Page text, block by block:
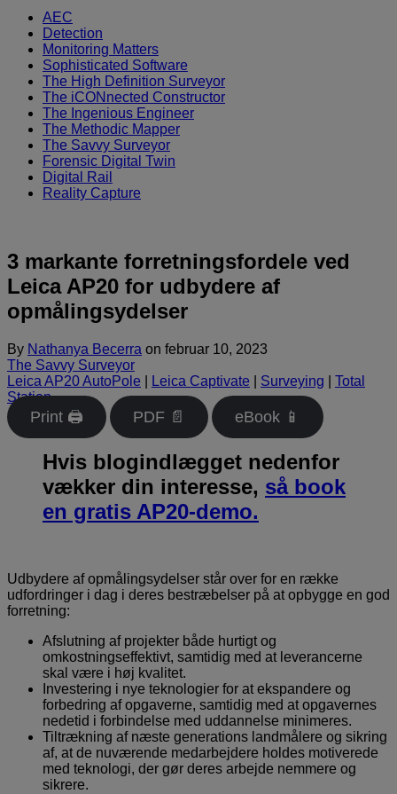
AEC
Detection
Monitoring Matters
Sophisticated Software
The High Definition Surveyor
The iCONnected Constructor
The Ingenious Engineer
The Methodic Mapper
The Savvy Surveyor
Forensic Digital Twin
Digital Rail
Reality Capture
3 markante forretningsfordele ved
Leica AP20 for udbydere af
opmålingsydelser
By Nathanya Becerra on februar 10, 2023
The Savvy Surveyor
Leica AP20 AutoPole
Leica Captivate Surveying
Total
Station
Print 🖨 PDF 📄 eBook 📱
Hvis blogindlægget nedenfor
vækker din interesse, så book
en gratis AP20-demo.
Udbydere af opmålingsydelser står over for en række
udfordringer i dag i deres bestræbelser på at opbygge en god
forretning:
Afslutning af projekter både hurtigt og
omkostningseffektivt, samtidig med at leverancerne
skal være i høj kvalitet.
Investering i nye teknologier for at ekspandere og
forbedring af opgaverne, samtidig med at opgavernes
nedetid i forbindelse med uddannelse minimeres.
Tiltrækning af næste generations landmålere og sikring
af, at de nuværende medarbejdere holdes motiverede
med teknologi, der gør deres arbejde nemmere og
sikrere.